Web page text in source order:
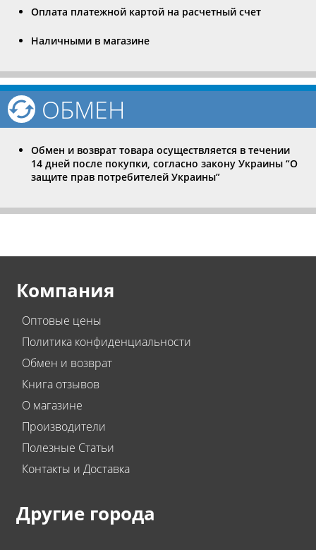
Оплата платежной картой на расчетный счет
Наличными в магазине
ОБМЕН
Обмен и возврат товара осуществляется в течении
14 дней после покупки, согласно закону Украины “О
защите прав потребителей Украины”
Компания
Оптовые цены
Политика конфиденциальности
Обмен и возврат
Книга отзывов
О магазине
Производители
Полезные Статьи
Контакты и Доставка
Другие города